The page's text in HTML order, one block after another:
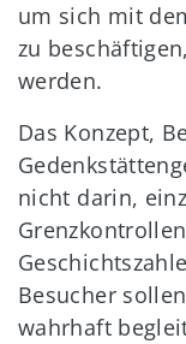
um sich mit
zu
werden.
Das Konzept,
nicht darin,
Besucher
wahrhaft